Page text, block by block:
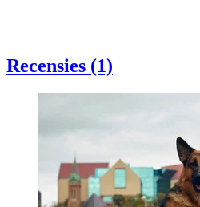
Recensies (1)